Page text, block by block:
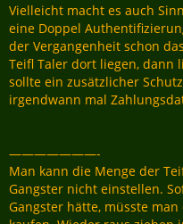
Vielleicht macht es auch
eine Doppel
der Vergangenheit schon
Teifl Taler dort liegen, dann
sollte ein zusätzlicher
irgendwann mal
———————-
Man kann die Menge der
Gangster nicht einstellen.
Gangster hätte, müsste